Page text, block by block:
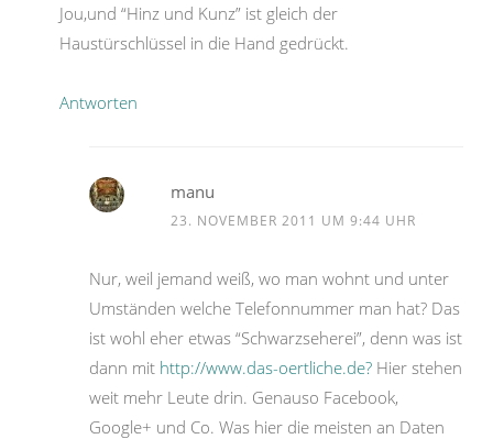
Jou,und “Hinz und Kunz” ist gleich der
Haustürschlüssel in die Hand gedrückt.
Antworten
manu
23. NOVEMBER 2011 UM 9:44 UHR
Nur, weil jemand weiß, wo man wohnt und unter
Umständen welche Telefonnummer man hat? Das
ist wohl eher etwas “Schwarzseherei”, denn was ist
dann mit http://www.das-oertliche.de? Hier stehen
weit mehr Leute drin. Genauso Facebook,
Google+ und Co. Was hier die meisten an Daten